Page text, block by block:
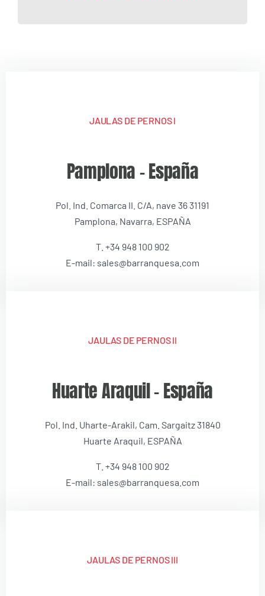
JAULAS DE PERNOS I
Pamplona – España
Pol. Ind. Comarca II. C/A, nave 36 31191
Pamplona, Navarra, ESPAÑA
T. +34 948 100 902
E-mail: sales@barranquesa.com
JAULAS DE PERNOS II
Huarte Araquil – España
Pol. Ind. Uharte-Arakil, Cam. Sargaitz 31840
Huarte Araquil, ESPAÑA
T. +34 948 100 902
E-mail: sales@barranquesa.com
JAULAS DE PERNOS III